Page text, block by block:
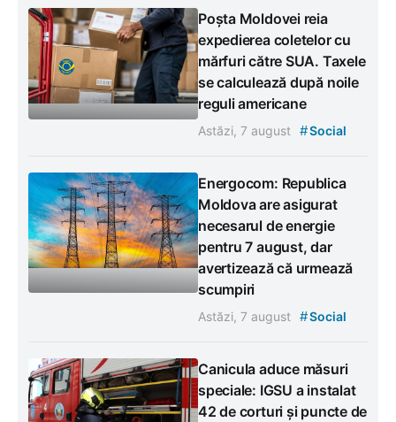
Poșta Moldovei reia
expedierea coletelor cu
mărfuri către SUA. Taxele
se calculează după noile
reguli americane
Astăzi, 7 august #Social
Energocom: Republica
Moldova are asigurat
necesarul de energie
pentru 7 august, dar
avertizează că urmează
scumpiri
Astăzi, 7 august #Social
Canicula aduce măsuri
speciale: IGSU a instalat
42 de corturi și puncte de